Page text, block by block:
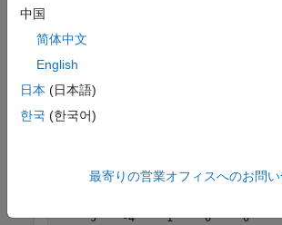
4 階差分演算子の行列表現
で正定値です。
5×5
     5    -4     1     0     0
中国
简体中文
English
日本 (日本語)
한국 (한국어)
最寄りの営業オフィスへのお問